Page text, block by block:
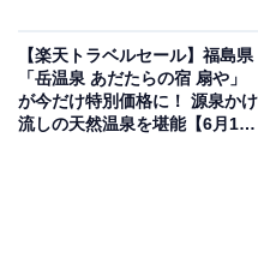
【楽天トラベルセール】福島県
「岳温泉 あだたらの宿 扇や」
が今だけ特別価格に！ 源泉かけ
流しの天然温泉を堪能【6月17